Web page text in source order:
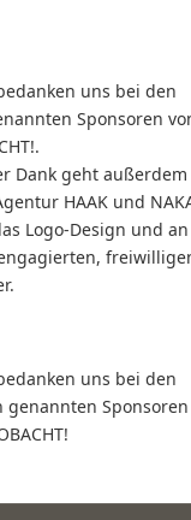
uns bei den
Sponsoren
Dank geht außerdem
HAAK und
Logo-Design und an
uns bei den
genannten Sponsoren